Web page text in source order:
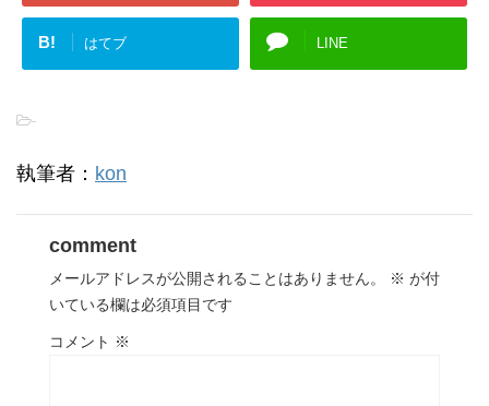
B! はてブ LINE
-
執筆者： kon
comment
メールアドレスが公開されることはありません。 ※ が付
いている欄は必須項目です
コメント ※